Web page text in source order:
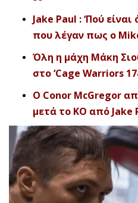
Jake Paul : ‘Πού
που λέγαν πως ο
Όλη η μάχη Μάκη
στο ‘Cage Warriors
Ο Conor McGregor
μετά το ΚΟ από Jake